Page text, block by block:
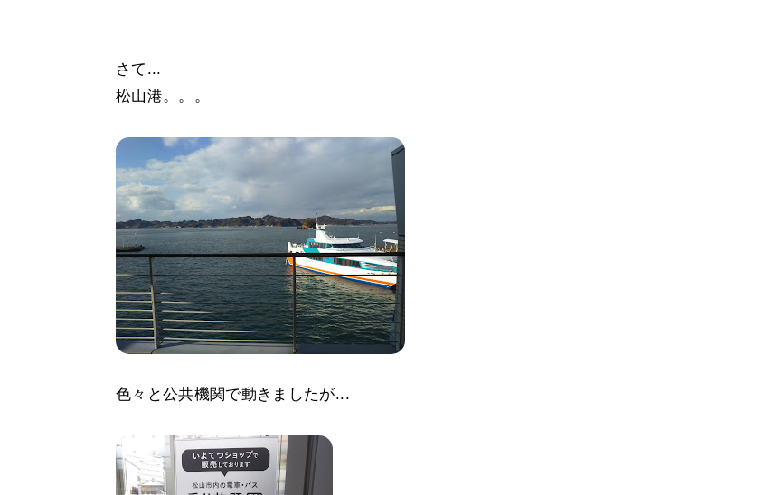
さて...
松山港。。。
色々と公共機関で動きましたが...